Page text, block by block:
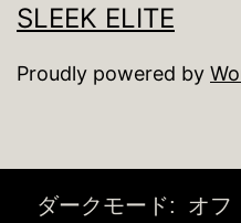
SLEEK ELITE
Proudly powered by
ダークモード: